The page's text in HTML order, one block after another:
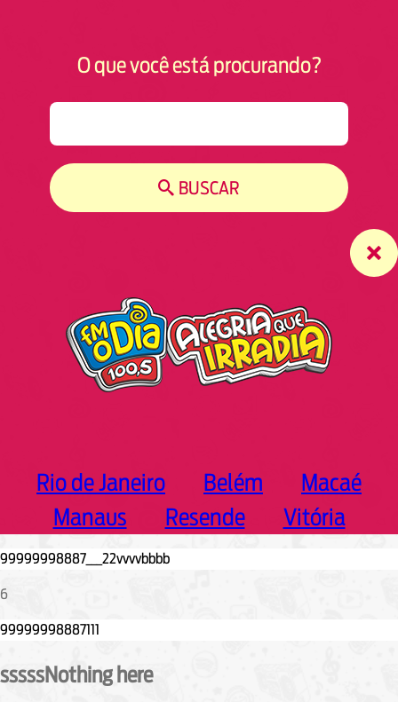
O que você está procurando?
BUSCAR
Rio de Janeiro Belém
Macaé
Manaus
Resende Vitória
6
sssssNothing here